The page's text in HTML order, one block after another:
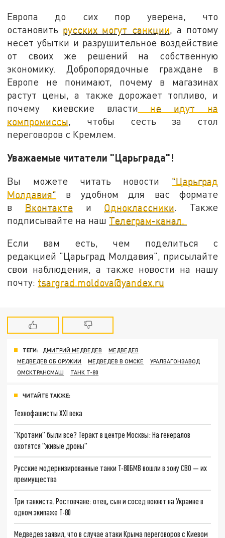
Европа до сих пор уверена, что
остановить русских могут санкции, а потому
несет убытки и разрушительное воздействие
от своих же решений на собственную
экономику. Добропорядочные граждане в
Европе не понимают, почему в магазинах
растут цены, а также дорожает топливо, и
почему киевские власти не идут на
компромиссы, чтобы сесть за стол
переговоров с Кремлем.
Уважаемые читатели "Царьграда"!
Вы можете читать новости "Царьград
Молдавия" в удобном для вас формате
в Вконтактеи Одноклассники. Также
подписывайте на наш Телеграм-канал.
Если вам есть, чем поделиться с
редакцией "Царьград Молдавия", присылайте
свои наблюдения, а также новости на нашу
почту: tsargrad.moldova@yandex.ru
ТЕГИ: ДМИТРИЙ МЕДВЕДЕВ
МЕДВЕДЕВ
МЕДВЕДЕВ ОБ ОРУЖИИ
МЕДВЕДЕВ В ОМСКЕ
УРАЛВАГОНЗАВОД
ОМСКТРАНСМАШ
ТАНК Т-80
ЧИТАЙТЕ ТАКЖЕ:
Технофашисты XXI века
"Кротами" были все? Теракт в центре Москвы: На генералов
охотятся "живые дроны"
Русские модернизированные танки Т-80БМВ вошли в зону СВО — их
преимущества
Три танкиста. Ростовчане: отец, сын и сосед воюют на Украине в
одном экипаже Т-80
Медведев заявил, что в случае атаки Крыма переговоров с Киевом